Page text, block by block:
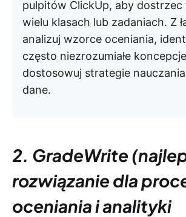
pulpitów ClickUp, aby
wielu klasach lub zadaniach. Z
analizuj wzorce oceniania,
często niezrozumiałe
dostosowuj strategie
dane.
2. GradeWrite
rozwiązanie dla
oceniania i analityki